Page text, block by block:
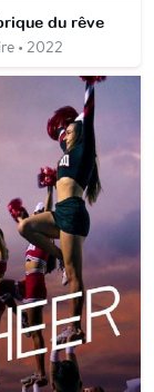
du rêve
• 2022